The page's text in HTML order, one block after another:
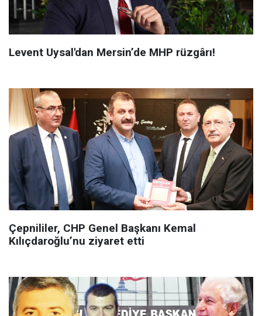
Levent Uysal'dan Mersin’de MHP rüzgârı!
Çepnililer, CHP Genel Başkanı Kemal
Kılıçdaroğlu’nu ziyaret etti